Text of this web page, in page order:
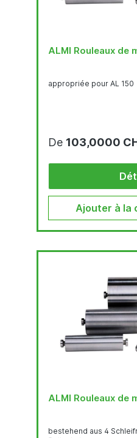
ALMI Rouleaux de
appropriée pour AL 150
De 103,0000
Ajouter à la
ALMI Rouleaux de
bestehend aus 4